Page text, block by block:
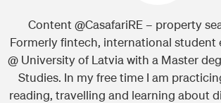
Content @CasafariRE – property
Formerly fintech, international student
@ University of Latvia with a Master
Studies. In my free time I am
reading, travelling and learning about